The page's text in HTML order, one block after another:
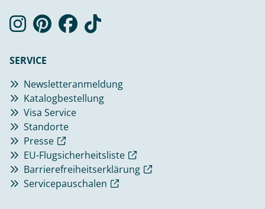
SERVICE
Newsletteranmeldung
Katalogbestellung
Visa Service
Standorte
Presse
EU-Flugsicherheitsliste
Barrierefreiheitserklärung
Servicepauschalen